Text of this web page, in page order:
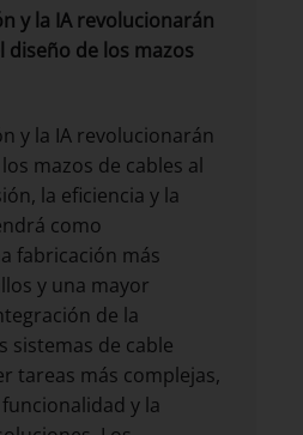
y la IA revolucionarán
diseño de los mazos
y la IA revolucionarán
mazos de cables al
la eficiencia y la
como
fabricación más
y una mayor
de la
sistemas de cable
tareas más complejas,
y la